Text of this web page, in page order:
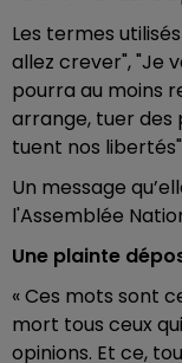
Les termes
allez crever", "Je
pourra au moins
arrange, tuer des
tuent nos
Un message
l'Assemblée
Une plainte
« Ces mots sont
mort tous ceux
opinions. Et ce,